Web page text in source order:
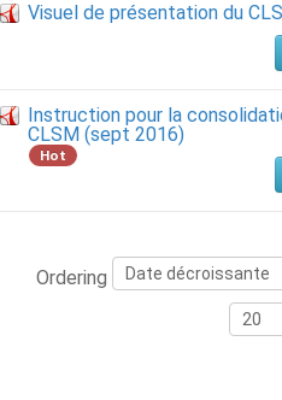
Visuel de présentation du
Instruction pour la
CLSM (sept 2016)
Hot
Ordering